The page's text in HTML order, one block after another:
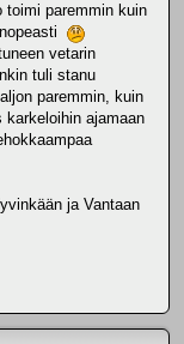
toimi paremmin kuin
vetarin
tuli stanu
paremmin, kuin
ajamaan
ja Vantaan